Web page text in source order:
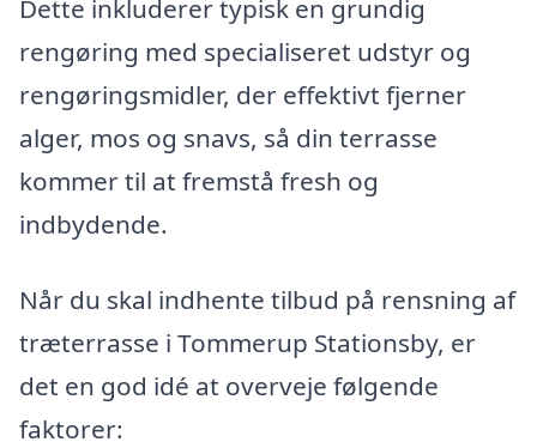
Dette inkluderer typisk en grundig
rengøring med specialiseret udstyr og
rengøringsmidler, der effektivt fjerner
alger, mos og snavs, så din terrasse
kommer til at fremstå fresh og
indbydende.
Når du skal indhente tilbud på rensning af
træterrasse i Tommerup Stationsby, er
det en god idé at overveje følgende
faktorer: